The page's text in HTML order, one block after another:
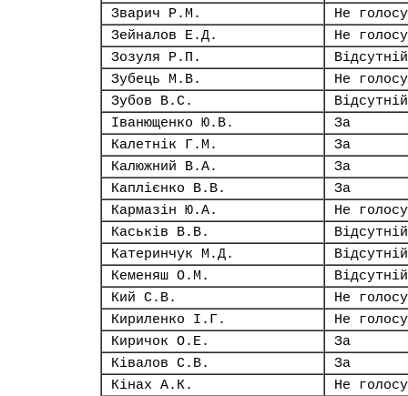
Зварич Р.М.
Не
Зейналов Е.Д.
Не
Зозуля Р.П.
Відсутній
Зубець М.В.
Не
Зубов В.С.
Відсутній
Іванющенко Ю.В.
За
Калетнік Г.М.
За
Калюжний В.А.
За
Каплієнко В.В.
За
Кармазін Ю.А.
Не
Каськів В.В.
Відсутній
Катеринчук М.Д.
Відсутній
Кеменяш О.М.
Відсутній
Кий С.В.
Не
Кириленко І.Г.
Не
Киричок О.Е.
За
Ківалов С.В.
За
Кінах А.К.
Не